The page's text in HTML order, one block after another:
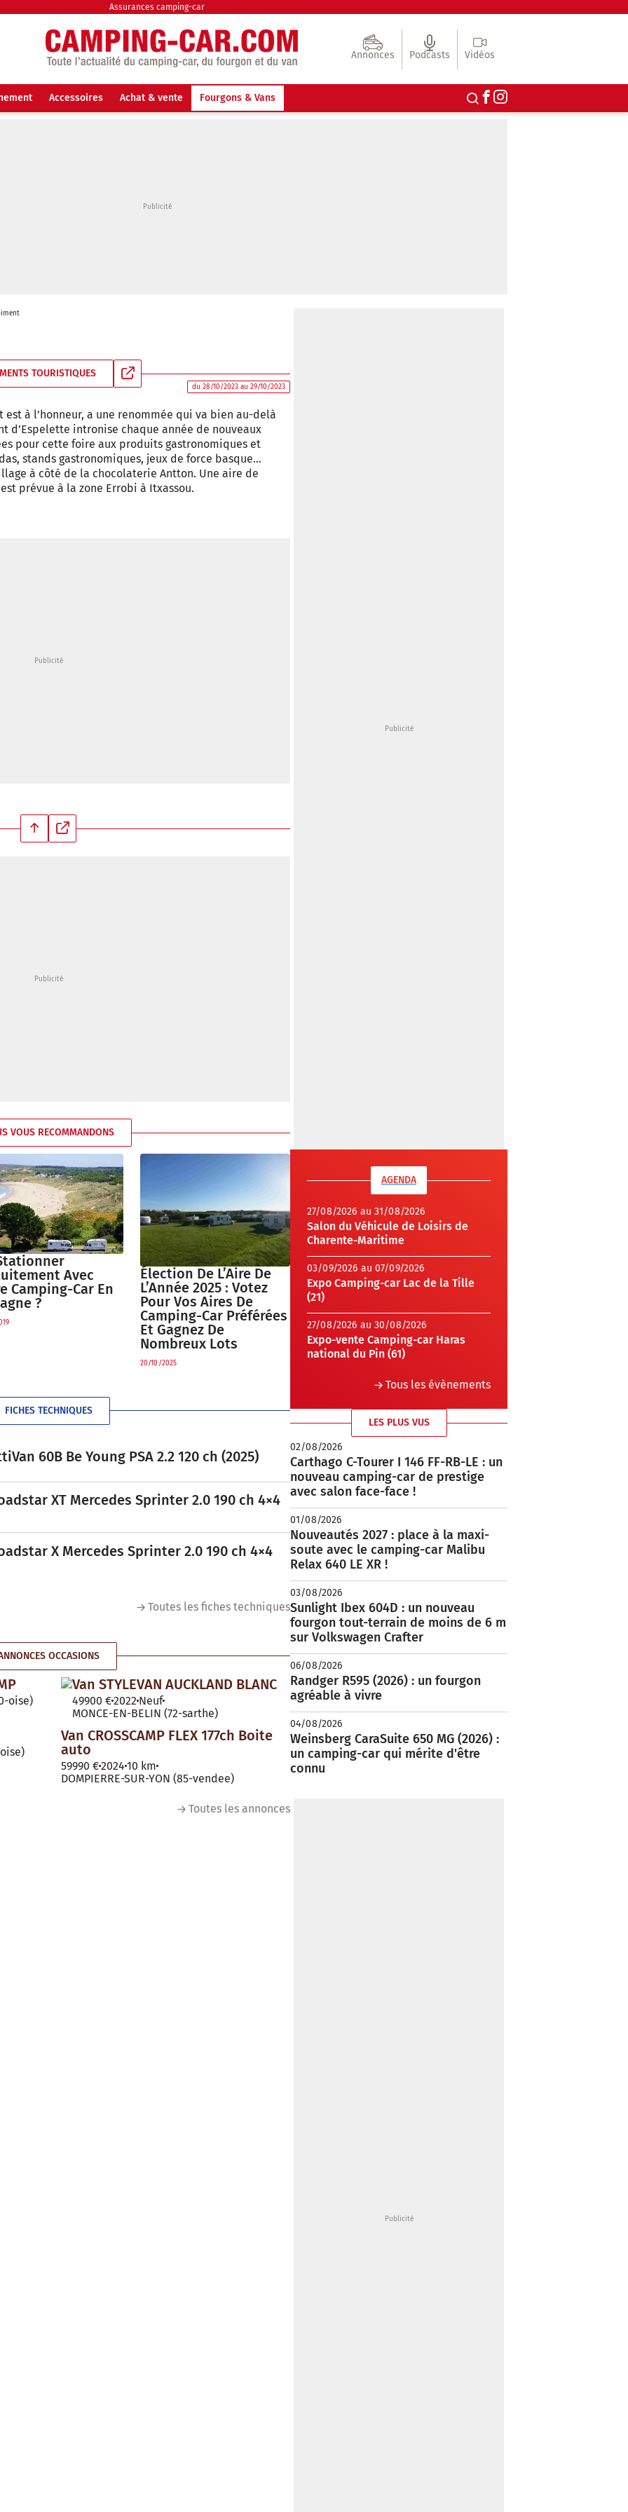
Assurances camping-car
Annonces Podcasts Vidéos
Accessoires Achat & vente Fourgons & Vans
TOURISTIQUES
du 28/10/2023 au 29/10/2023
à l’honneur, a une renommée qui va bien au-delà
d’Espelette intronise chaque année de nouveaux
pour cette foire aux produits gastronomiques et
stands gastronomiques, jeux de force basque…
à côté de la chocolaterie Antton. Une aire de
prévue à la zone Errobi à Itxassou.
VOUS RECOMMANDONS
Avec
Camping-Car En
?
Élection De L’Aire De
L’Année 2025 : Votez
Pour Vos Aires De
Camping-Car Préférées
Et Gagnez De
Nombreux Lots
20/10/2025
FICHES TECHNIQUES
60B Be Young PSA 2.2 120 ch (2025)
XT Mercedes Sprinter 2.0 190 ch 4×4
X Mercedes Sprinter 2.0 190 ch 4×4
Toutes les fiches techniques
OCCASIONS
oise)
Van STYLEVAN AUCKLAND BLANC
49900 €2022 Neuf
MONCE-EN-BELIN (72-sarthe)
Van CROSSCAMP FLEX 177ch Boite
auto
59990 €2024 10 km
DOMPIERRE-SUR-YON (85-vendee)
Toutes les annonces
AGENDA
27/08/2026 au 31/08/2026
Salon du Véhicule de Loisirs de
Charente-Maritime
03/09/2026 au 07/09/2026
Expo Camping-car Lac de la Tille
(21)
27/08/2026 au 30/08/2026
Expo-vente Camping-car Haras
national du Pin (61)
Tous les évènements
LES PLUS VUS
02/08/2026
Carthago C-Tourer I 146 FF-RB-LE : un
nouveau camping-car de prestige
avec salon face-face !
01/08/2026
Nouveautés 2027 : place à la maxi-
soute avec le camping-car Malibu
Relax 640 LE XR !
03/08/2026
Sunlight Ibex 604D : un nouveau
fourgon tout-terrain de moins de 6 m
sur Volkswagen Crafter
06/08/2026
Randger R595 (2026) : un fourgon
agréable à vivre
04/08/2026
Weinsberg CaraSuite 650 MG (2026) :
un camping-car qui mérite d'être
connu